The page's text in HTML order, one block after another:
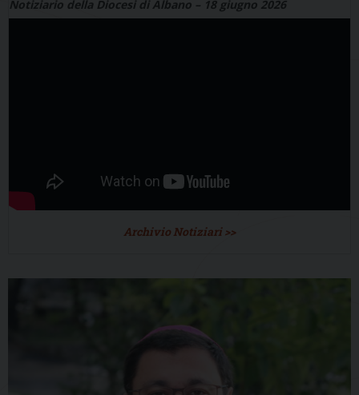
Notiziario della Diocesi di Albano – 18 giugno 2026
Archivio Notiziari >>